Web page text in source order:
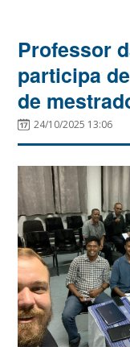
Professor
participa
de
24/10/2025 13:06